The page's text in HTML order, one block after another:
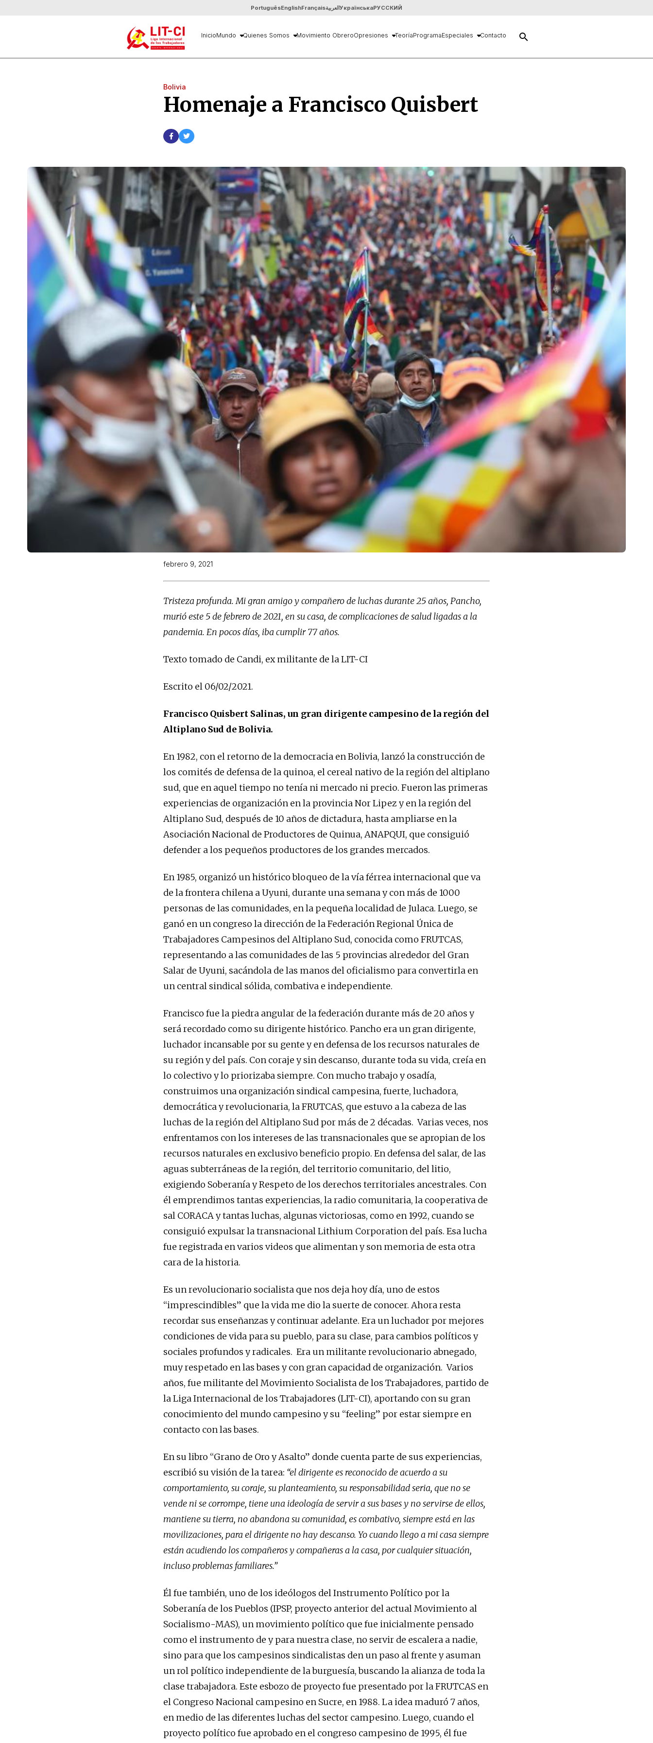
PortuguêsEnglishFrançaisالعربيةУкраїнськаРУССКИЙ
InicioMundo Quienes Somos Movimiento ObreroOpresiones TeoríaProgramaEspeciales Contacto search
Bolivia
Homenaje a Francisco Quisbert
febrero 9, 2021
Tristeza profunda. Mi gran amigo y compañero de luchas durante 25 años, Pancho,
murió este 5 de febrero de 2021, en su casa, de complicaciones de salud ligadas a la
pandemia. En pocos días, iba cumplir 77 años.
Texto tomado de Candi, ex militante de la LIT-CI
Escrito el 06/02/2021.
Francisco Quisbert Salinas, un gran dirigente campesino de la región del
Altiplano Sud de Bolivia.
En 1982, con el retorno de la democracia en Bolivia, lanzó la construcción de
los comités de defensa de la quinoa, el cereal nativo de la región del altiplano
sud, que en aquel tiempo no tenía ni mercado ni precio. Fueron las primeras
experiencias de organización en la provincia Nor Lipez y en la región del
Altiplano Sud, después de 10 años de dictadura, hasta ampliarse en la
Asociación Nacional de Productores de Quinua, ANAPQUI, que consiguió
defender a los pequeños productores de los grandes mercados.
En 1985, organizó un histórico bloqueo de la vía férrea internacional que va
de la frontera chilena a Uyuni, durante una semana y con más de 1000
personas de las comunidades, en la pequeña localidad de Julaca. Luego, se
ganó en un congreso la dirección de la Federación Regional Única de
Trabajadores Campesinos del Altiplano Sud, conocida como FRUTCAS,
representando a las comunidades de las 5 provincias alrededor del Gran
Salar de Uyuni, sacándola de las manos del oficialismo para convertirla en
un central sindical sólida, combativa e independiente.
Francisco fue la piedra angular de la federación durante más de 20 años y
será recordado como su dirigente histórico. Pancho era un gran dirigente,
luchador incansable por su gente y en defensa de los recursos naturales de
su región y del país. Con coraje y sin descanso, durante toda su vida, creía en
lo colectivo y lo priorizaba siempre. Con mucho trabajo y osadía,
construimos una organización sindical campesina, fuerte, luchadora,
democrática y revolucionaria, la FRUTCAS, que estuvo a la cabeza de las
luchas de la región del Altiplano Sud por más de 2 décadas. Varias veces, nos
enfrentamos con los intereses de las transnacionales que se apropian de los
recursos naturales en exclusivo beneficio propio. En defensa del salar, de las
aguas subterráneas de la región, del territorio comunitario, del litio,
exigiendo Soberanía y Respeto de los derechos territoriales ancestrales. Con
él emprendimos tantas experiencias, la radio comunitaria, la cooperativa de
sal CORACA y tantas luchas, algunas victoriosas, como en 1992, cuando se
consiguió expulsar la transnacional Lithium Corporation del país. Esa lucha
fue registrada en varios videos que alimentan y son memoria de esta otra
cara de la historia.
Es un revolucionario socialista que nos deja hoy día, uno de estos
“imprescindibles” que la vida me dio la suerte de conocer. Ahora resta
recordar sus enseñanzas y continuar adelante. Era un luchador por mejores
condiciones de vida para su pueblo, para su clase, para cambios políticos y
sociales profundos y radicales. Era un militante revolucionario abnegado,
muy respetado en las bases y con gran capacidad de organización. Varios
años, fue militante del Movimiento Socialista de los Trabajadores, partido de
la Liga Internacional de los Trabajadores (LIT-CI), aportando con su gran
conocimiento del mundo campesino y su “feeling” por estar siempre en
contacto con las bases.
En su libro “Grano de Oro y Asalto” donde cuenta parte de sus experiencias,
escribió su visión de la tarea: “el dirigente es reconocido de acuerdo a su
comportamiento, su coraje, su planteamiento, su responsabilidad seria, que no se
vende ni se corrompe, tiene una ideología de servir a sus bases y no servirse de ellos,
mantiene su tierra, no abandona su comunidad, es combativo, siempre está en las
movilizaciones, para el dirigente no hay descanso. Yo cuando llego a mi casa siempre
están acudiendo los compañeros y compañeras a la casa, por cualquier situación,
incluso problemas familiares.”
Él fue también, uno de los ideólogos del Instrumento Político por la
Soberanía de los Pueblos (IPSP, proyecto anterior del actual Movimiento al
Socialismo-MAS), un movimiento político que fue inicialmente pensado
como el instrumento de y para nuestra clase, no servir de escalera a nadie,
sino para que los campesinos sindicalistas den un paso al frente y asuman
un rol político independiente de la burguesía, buscando la alianza de toda la
clase trabajadora. Este esbozo de proyecto fue presentado por la FRUTCAS en
el Congreso Nacional campesino en Sucre, en 1988. La idea maduró 7 años,
en medio de las diferentes luchas del sector campesino. Luego, cuando el
proyecto político fue aprobado en el congreso campesino de 1995, él fue